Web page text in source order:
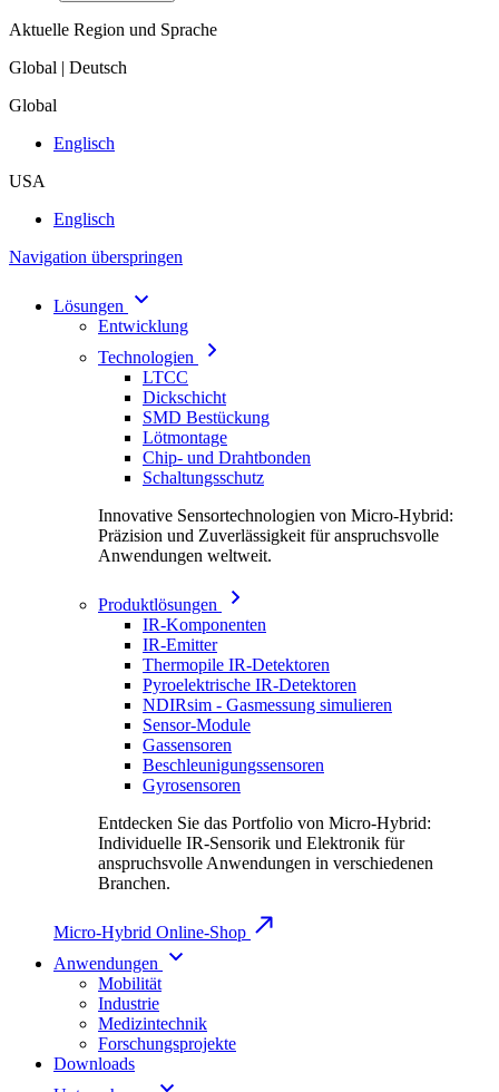
Aktuelle Region und Sprache
Global | Deutsch
Global
Englisch
USA
Englisch
Navigation überspringen
Lösungen
Entwicklung
Technologien
LTCC
Dickschicht
SMD Bestückung
Lötmontage
Chip- und Drahtbonden
Schaltungsschutz
Innovative Sensortechnologien von Micro-Hybrid:
Präzision und Zuverlässigkeit für anspruchsvolle
Anwendungen weltweit.
Produktlösungen
IR-Komponenten
IR-Emitter
Thermopile IR-Detektoren
Pyroelektrische IR-Detektoren
NDIRsim - Gasmessung simulieren
Sensor-Module
Gassensoren
Beschleunigungssensoren
Gyrosensoren
Entdecken Sie das Portfolio von Micro-Hybrid:
Individuelle IR-Sensorik und Elektronik für
anspruchsvolle Anwendungen in verschiedenen
Branchen.
Micro-Hybrid Online-Shop
Anwendungen
Mobilität
Industrie
Medizintechnik
Forschungsprojekte
Downloads